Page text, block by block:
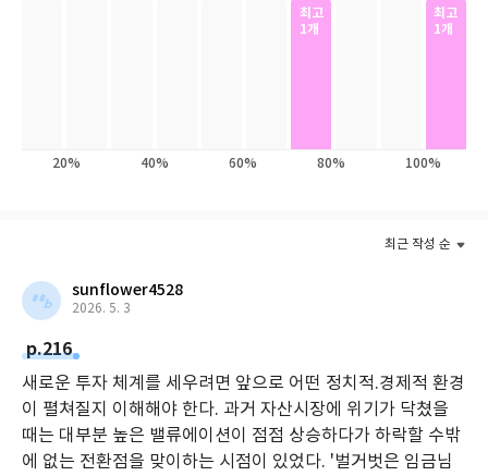
이다. 이를 반대로 해석하면 지금 모든 자산이 더는 지속적으로 상승
‘코로나 이후 또 다른 경제 충격이 다가온다’라고 직접 말했다. 지금
히 준비하고 대비할 필요가 있다.
과 미국을 오가며 투자 분야에 종사했으며, 오랜 시간 투자자로 일
하며 주식시장의 주요한 싸이클과 금융위기를 현장에서 직접 경험
했다. 그렇기에 2000년 초 닷컴 버블과 2007년의 금융위기 직전에
위험을 정확히 경고할 수 있었다. 그는 현재 시장 상황이 투자를 넘
어선 자산 과대평가와 투기적 형태가 그 어느 때보다 길었고, 규모
최고
1개
최고
1개
20% 40% 60% 80% 100%
최근 작성 순
sunflower4528
2026. 5. 3
p.216
새로운 투자 체계를 세우려면 앞으로 어떤 정치적.경제적 환경
이 펼쳐질지 이해해야 한다. 과거 자산시장에 위기가 닥쳤을
때는 대부분 높은 밸류에이션이 점점 상승하다가 하락할 수밖
에 없는 전환점을 맞이하는 시점이 있었다. '벌거벗은 임금님